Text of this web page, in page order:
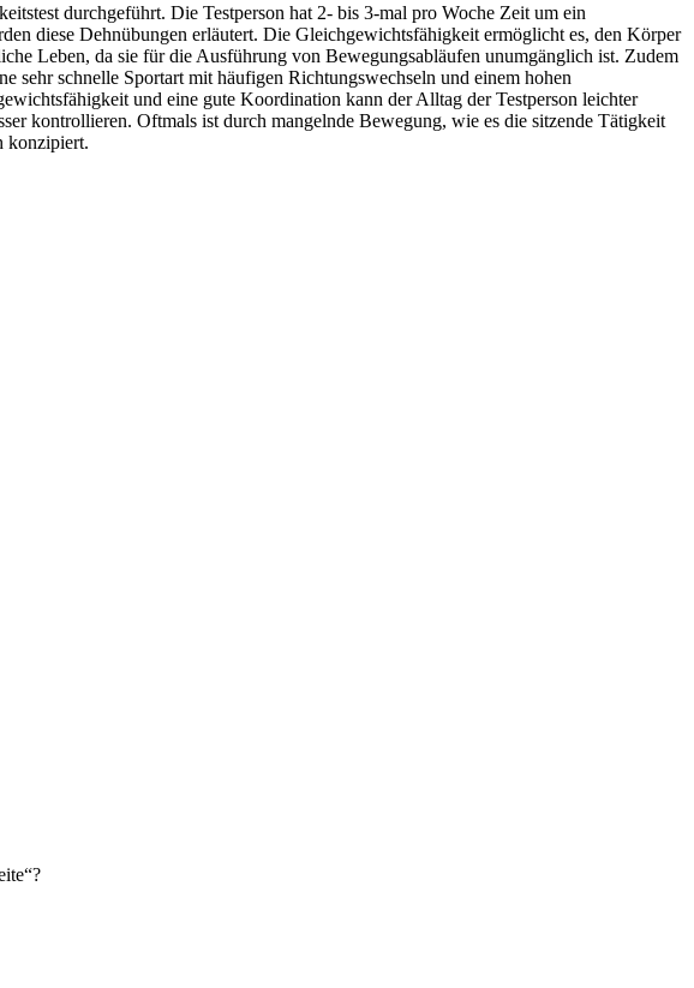
durchgeführt. Die Testperson hat 2- bis 3-mal pro Woche Zeit um ein
diese Dehnübungen erläutert. Die Gleichgewichtsfähigkeit ermöglicht es, den Körper
Leben, da sie für die Ausführung von Bewegungsabläufen unumgänglich ist. Zudem
sehr schnelle Sportart mit häufigen Richtungswechseln und einem hohen
und eine gute Koordination kann der Alltag der Testperson leichter
kontrollieren. Oftmals ist durch mangelnde Bewegung, wie es die sitzende Tätigkeit
konzipiert.